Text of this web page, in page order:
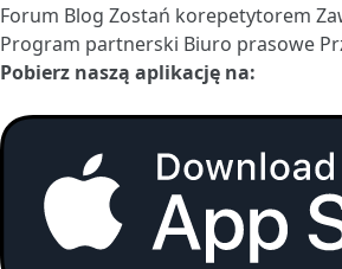
Forum Blog Zostań korepetytorem
Program partnerski Biuro prasowe
Pobierz naszą aplikację na: